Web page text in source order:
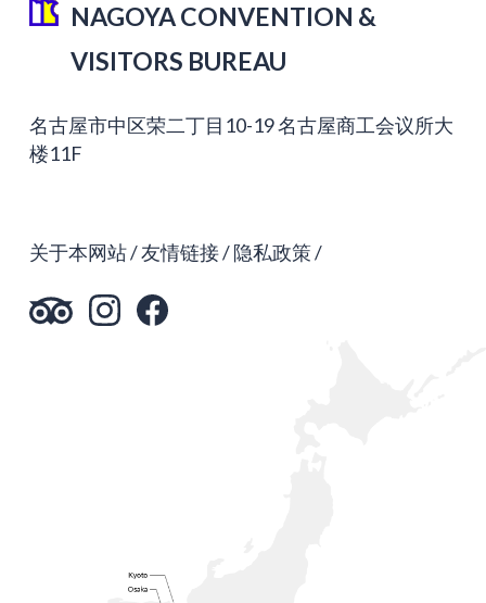
NAGOYA CONVENTION &
VISITORS BUREAU
名古屋市中区荣二丁目10-19 名古屋商工会议所大
楼11F
关于本网站 友情链接 隐私政策